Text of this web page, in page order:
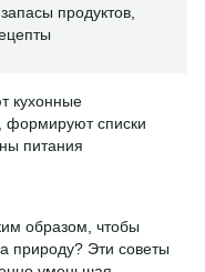
продуктов,
кухонные
формируют списки
питания
образом, чтобы
природу? Эти советы